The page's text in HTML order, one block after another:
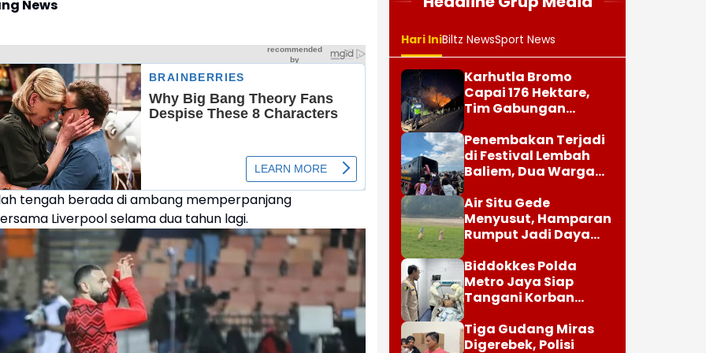
News
tengah berada di ambang memperpanjang
Liverpool selama dua tahun lagi.
Hari IniBiltz NewsSport News
Karhutla Bromo
Capai 176 Hektare,
Tim Gabungan
Penembakan Terjadi
di Festival Lembah
Baliem, Dua Warga
Air Situ Gede
Menyusut, Hamparan
Rumput Jadi Daya
Biddokkes Polda
Metro Jaya Siap
Tangani Korban
Bapenda
Tiga Gudang Miras
Digerebek, Polisi